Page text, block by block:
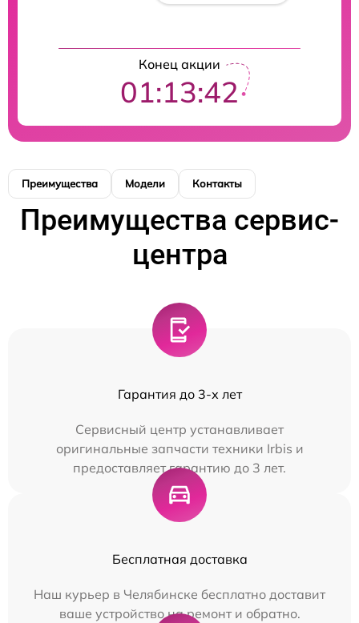
Конец акции
01:13:42
Преимущества Модели Контакты
Преимущества сервис-
центра
Гарантия до 3-х лет
Сервисный центр устанавливает
оригинальные запчасти техники Irbis и
предоставляет гарантию до 3 лет.
Бесплатная доставка
Наш курьер в Челябинске бесплатно доставит
ваше устройство на ремонт и обратно.